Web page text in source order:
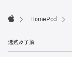
HomePod
选购及了解